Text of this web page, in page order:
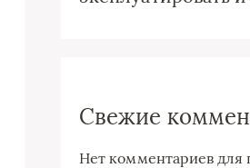
Свежие
Нет комментариев для